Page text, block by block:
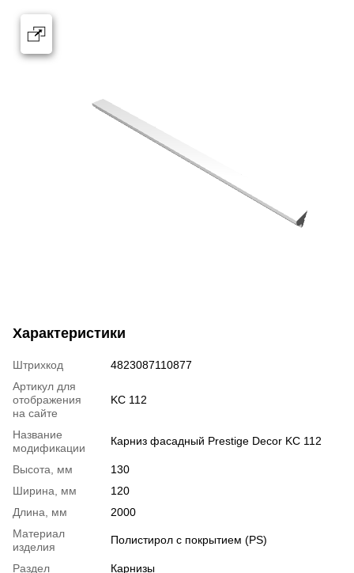
Характеристики
Штрихкод
4823087110877
Артикул для
отображения
на сайте
KC 112
Название
модификации
Карниз фасадный Prestige Decor KC 112
Высота, мм
130
Ширина, мм
120
Длина, мм
2000
Материал
изделия
Полистирол с покрытием (PS)
Раздел Карнизы